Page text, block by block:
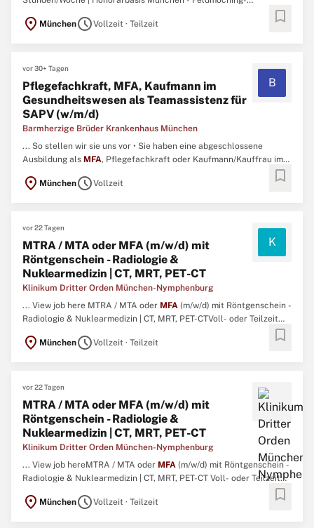
Stunden/Woche (nach Vereinbarung)Das sind wirJunge Arbeit bietet
location_on MünchenscheduleVollzeit · Teilzeit bookmark
vor 30+ Tagen
Pflegefachkraft, MFA, Kaufmann im
Gesundheitswesen als Teamassistenz für
SAPV (w/m/d)
Barmherzige Brüder Krankenhaus München
B
... So stellen wir sie uns vor • Sie haben eine abgeschlossene
Ausbildung als MFA, Pflegefachkraft oder Kaufmann/Kauffrau im
Gesundheitswesen. • Perfekt, wenn Sie bereits Berufserfahrung in
der Verwaltung und der Patientenabrechnung mitbringen. ...
location_on MünchenscheduleVollzeit bookmark
vor 22 Tagen
MTRA / MTA oder MFA (m/w/d) mit
Röntgenschein - Radiologie &
Nuklearmedizin | CT, MRT, PET-CT
Klinikum Dritter Orden München-Nymphenburg
K
... View job here MTRA / MTA oder MFA (m/w/d) mit Röntgenschein -
Radiologie & Nuklearmedizin | CT, MRT, PET-CTVoll- oder Teilzeit
26.07.26Sie wünschen sich einen attraktiven Arbeitsplatz und die
location_on MünchenscheduleVollzeit · Teilzeit bookmark
vor 22 Tagen
MTRA / MTA oder MFA (m/w/d) mit
Röntgenschein - Radiologie &
Nuklearmedizin | CT, MRT, PET-CT
Klinikum Dritter Orden München-Nymphenburg
... View job hereMTRA / MTA oder MFA (m/w/d) mit Röntgenschein -
Radiologie & Nuklearmedizin | CT, MRT, PET-CT Voll- oder Teilzeit
26.07.26 Sie wünschen sich einen attraktiven Arbeitsplatz und die
location_on MünchenscheduleVollzeit · Teilzeit bookmark